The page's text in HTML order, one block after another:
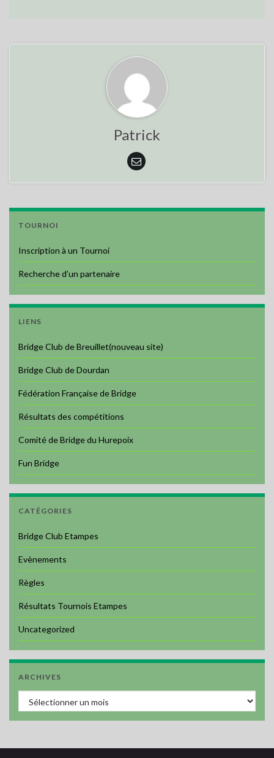
Patrick
TOURNOI
Inscription à un Tournoi
Recherche d’un partenaire
LIENS
Bridge Club de Breuillet(nouveau site)
Bridge Club de Dourdan
Fédération Française de Bridge
Résultats des compétitions
Comité de Bridge du Hurepoix
Fun Bridge
CATÉGORIES
Bridge Club Etampes
Evènements
Règles
Résultats Tournois Etampes
Uncategorized
ARCHIVES
Archives